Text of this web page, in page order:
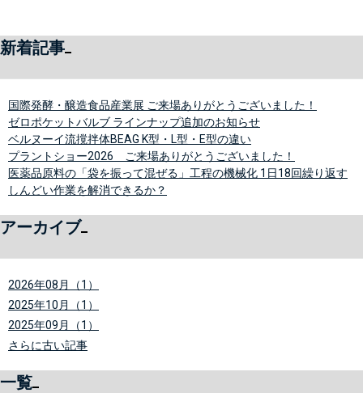
新着記事
国際発酵・醸造食品産業展 ご来場ありがとうございました！
ゼロポケットバルブ ラインナップ追加のお知らせ
ベルヌーイ流撹拌体BEAG K型・L型・E型の違い
プラントショー2026 ご来場ありがとうございました！
医薬品原料の「袋を振って混ぜる」工程の機械化 1日18回繰り返す
しんどい作業を解消できるか？
アーカイブ
2026年08月（1）
2025年10月（1）
2025年09月（1）
さらに古い記事
一覧